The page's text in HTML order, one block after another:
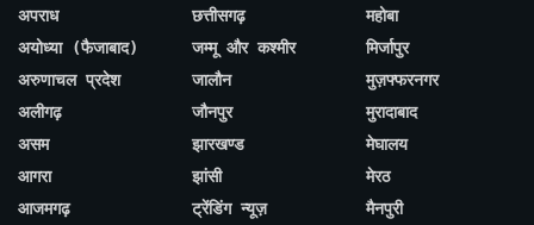
अपराध
अयोध्या (फैजाबाद)
अरुणाचल प्रदेश
अलीगढ़
असम
आगरा
आजमगढ़
छत्तीसगढ़
जम्मू और कश्मीर
जालौन
जौनपुर
झारखण्ड
झांसी
ट्रेंडिंग न्यूज़
महोबा
मिर्जापुर
मुज़फ्फरनगर
मुरादाबाद
मेघालय
मेरठ
मैनपुरी